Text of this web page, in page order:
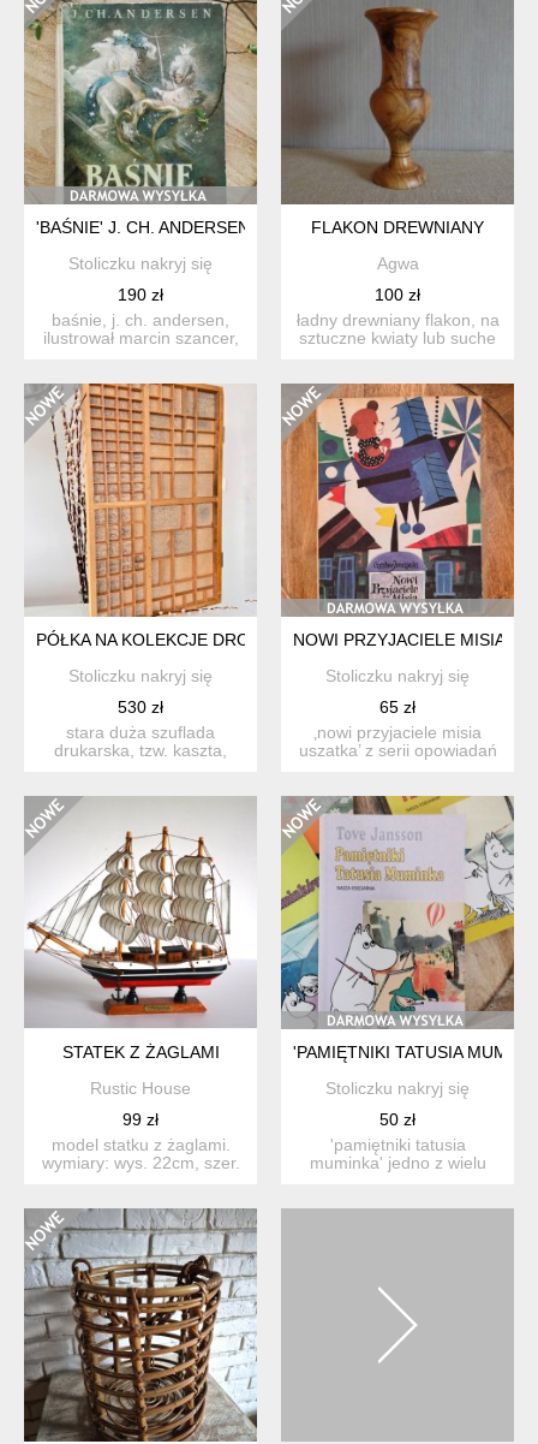
'BAŚNIE' J. CH. ANDERSEN, IL. M. SZANCER, WYD. 1974,
Stoliczku nakryj się
190 zł
baśnie, j. ch. andersen,
ilustrował marcin szancer,
FLAKON DREWNIANY
Agwa
100 zł
ładny drewniany flakon, na
sztuczne kwiaty lub suche
PÓŁKA NA KOLEKCJE DROBNYCH SKARBÓW, KASZTA
Stoliczku nakryj się
530 zł
stara duża szuflada
drukarska, tzw. kaszta,
NOWI PRZYJACIELE MISIA
Stoliczku nakryj się
65 zł
‚nowi przyjaciele misia
uszatka’ z serii opowiadań
STATEK Z ŻAGLAMI
Rustic House
99 zł
model statku z żaglami.
wymiary: wys. 22cm, szer.
'PAMIĘTNIKI TATUSIA
Stoliczku nakryj się
50 zł
'pamiętniki tatusia
muminka' jedno z wielu